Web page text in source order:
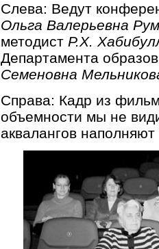
Слева: Ведут
Ольга Валерьевна
методист Р.Х.
Департамента
Семеновна
Справа: Кадр из
объемности мы не
аквалангов